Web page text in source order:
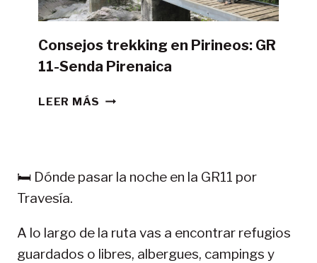
Consejos trekking en Pirineos: GR
11-Senda Pirenaica
LEER MÁS CONSEJOS
11-
🛏️ Dónde pasar la noche en la GR11 por
Travesía.
A lo largo de la ruta vas a encontrar refugios
guardados o libres, albergues, campings y